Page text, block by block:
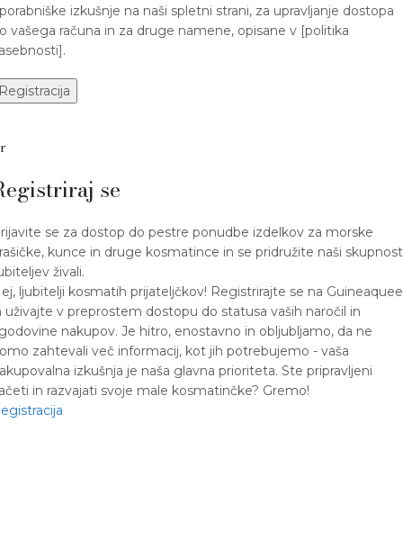
izkušnje na naši spletni strani, za upravljanje dostopa
vašega računa in za druge namene, opisane v [politika
se
se za dostop do pestre ponudbe izdelkov za morske
kunce in druge kosmatince in se pridružite naši
živali.
ljubitelji kosmatih prijateljčkov! Registrirajte se na
uživajte v preprostem dostopu do statusa vaših naročil in
nakupov. Je hitro, enostavno in obljubljamo, da ne
zahtevali več informacij, kot jih potrebujemo - vaša
izkušnja je naša glavna prioriteta. Ste pripravljeni
in razvajati svoje male kosmatinčke? Gremo!